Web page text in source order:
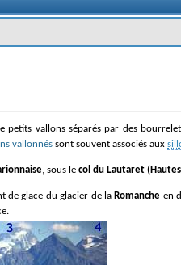
petits vallons séparés par des
vallonnés sont souvent associés aux
, sous le col du Lautaret
de glace du glacier de la Romanche en